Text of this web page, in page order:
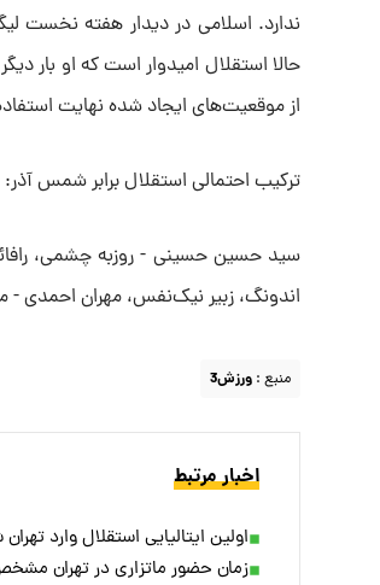
ندارد. اسلامی در دیدار هفته نخست
حالا استقلال امیدوار است که او بار دیگر
از موقعیت‌های ایجاد شده نهایت
ترکیب احتمالی استقلال برابر شمس آذر:
سید حسین حسینی - روزبه چشمی،
اندونگ، زبیر نیک‌نفس، مهران احمدی
منبع : ورزش3
اخبار مرتبط
اولین ایتالیایی استقلال وارد
زمان حضور ماتزاری در تهران